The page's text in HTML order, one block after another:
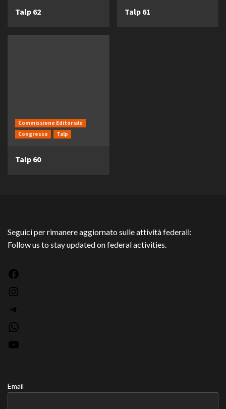
Talp 62 Talp 61
Commissione Editoriale
Congresso
Talp
Talp 60
Seguici per rimanere aggiornato sulle attività federali:
Follow us to stay updated on federal activities.
Email